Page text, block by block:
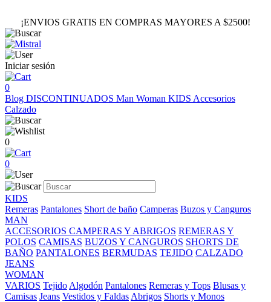
¡ENVIOS GRATIS EN COMPRAS MAYORES A $2500!
Iniciar sesión
0
Blog DISCONTINUADOS Man Woman KIDS Accesorios
Calzado
0
0
KIDS
Remeras Pantalones Short de baño Camperas Buzos y Canguros
MAN
ACCESORIOS CAMPERAS Y ABRIGOS REMERAS Y
POLOS CAMISAS BUZOS Y CANGUROS SHORTS DE
BAÑO PANTALONES BERMUDAS TEJIDO CALZADO
JEANS
WOMAN
VARIOS Tejido Algodón Pantalones Remeras y Tops Blusas y
Camisas Jeans Vestidos y Faldas Abrigos Shorts y Monos